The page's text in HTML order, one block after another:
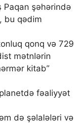
Paqan şəhərində
bu qədim
qonq və 729
mətnlərin
kitab”
fəaliyyət
də şəlalələri və